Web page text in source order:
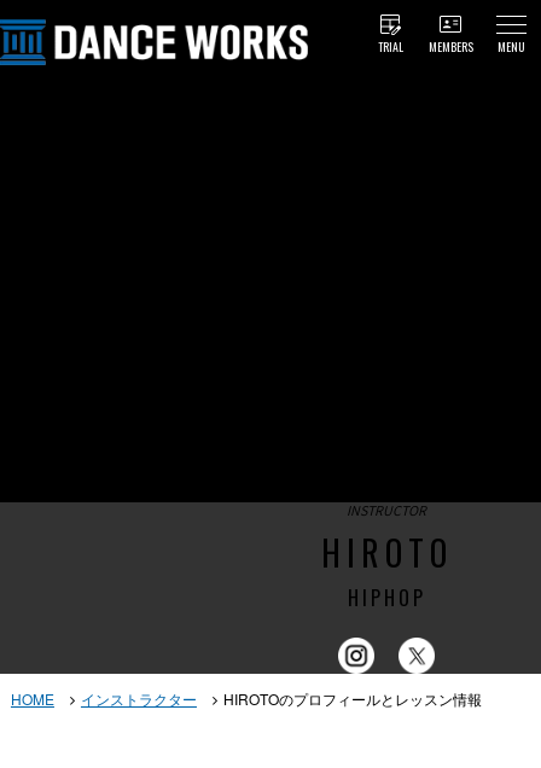
TRIAL MEMBERS MENU
INSTRUCTOR
HIROTO
HIPHOP
HOME インストラクター HIROTOのプロフィールとレッスン情報